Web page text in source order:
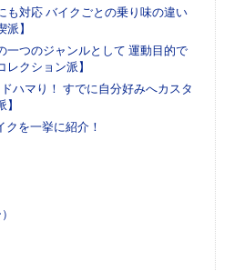
も対応 バイクごとの乗り味の違い
】
一つのジャンルとして 運動目的で
クション派】
ハマり！ すでに自分好みへカスタ
クを一挙に紹介！